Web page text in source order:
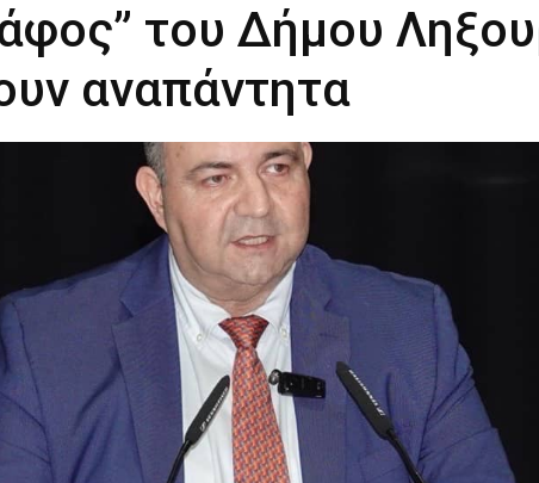
του Δήμου
αναπάντητα